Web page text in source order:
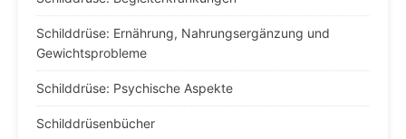
Schilddrüse: Ernährung, Nahrungsergänzung und
Gewichtsprobleme
Schilddrüse: Psychische Aspekte
Schilddrüsenbücher